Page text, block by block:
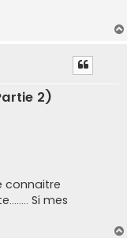
2)
connaitre
Si mes